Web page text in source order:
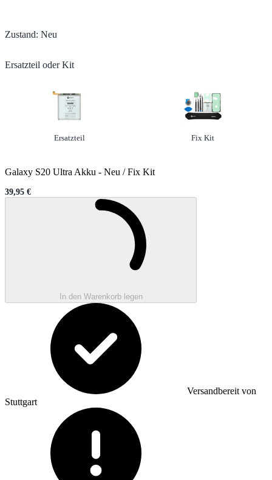
Zustand: Neu
Ersatzteil oder Kit
Option
Ersatzteilnicht ausgewählt Option
Fix Kitausgewählt
Galaxy S20 Ultra Akku - Neu / Fix Kit
Sale price
39,95 €
In den Warenkorb legen
Versandbereit von
Stuttgart